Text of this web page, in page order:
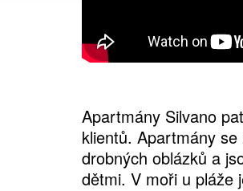
Apartmány Silvano
klientů. Apartmány
drobných oblázků a
dětmi. V moři u pláže